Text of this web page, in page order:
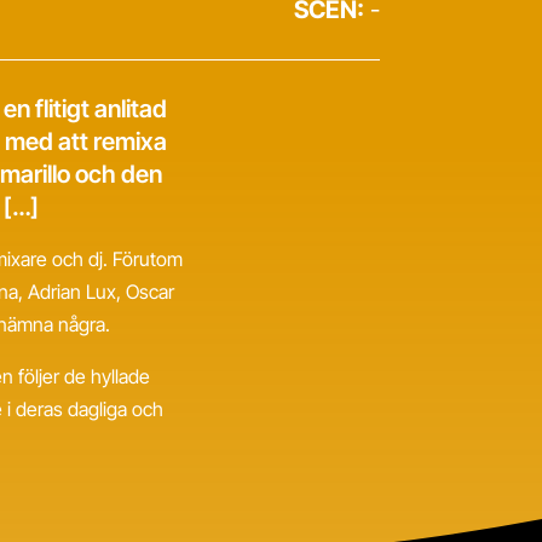
SCEN: -
flitigt anlitad
att remixa
och den
[…]
och dj. Förutom
Adrian Lux, Oscar
några.
följer de hyllade
deras dagliga och